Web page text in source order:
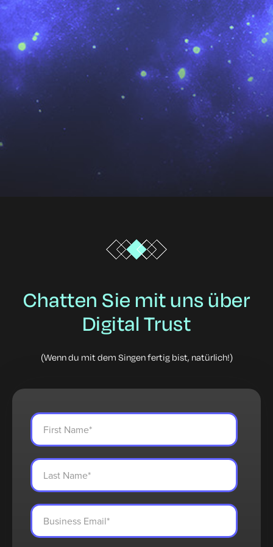
Chatten Sie mit uns über
Digital Trust
(Wenn du mit dem Singen fertig bist, natürlich!)